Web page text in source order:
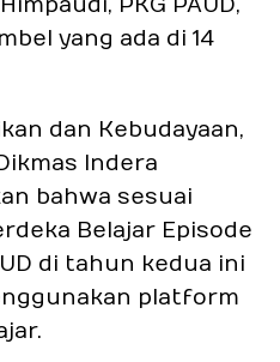
yang ada di 14
dan Kebudayaan,
Indera
bahwa sesuai
Belajar Episode
di tahun kedua ini
platform